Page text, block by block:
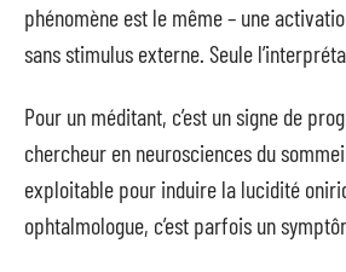
phénomène est le même – une
sans stimulus externe. Seule
Pour un méditant, c’est un signe de
chercheur en neurosciences du
exploitable pour induire la lucidité
ophtalmologue, c’est parfois un